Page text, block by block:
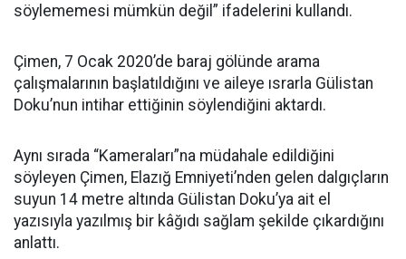
söylememesi mümkün değil” ifadelerini kullandı.
Çimen, 7 Ocak 2020’de baraj gölünde arama
çalışmalarının başlatıldığını ve aileye ısrarla Gülistan
Doku’nun intihar ettiğinin söylendiğini aktardı.
Aynı sırada “Kameraları”na müdahale edildiğini
söyleyen Çimen, Elazığ Emniyeti’nden gelen dalgıçların
suyun 14 metre altında Gülistan Doku’ya ait el
yazısıyla yazılmış bir kâğıdı sağlam şekilde çıkardığını
anlattı.